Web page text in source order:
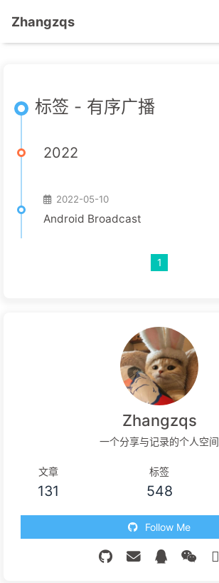
Zhangzqs
标签 - 有序广播
2022
2022-05-10
Android Broadcast
1
Zhangzqs
一个分享与记录的个人空间
文章
131
标签
548
Follow Me